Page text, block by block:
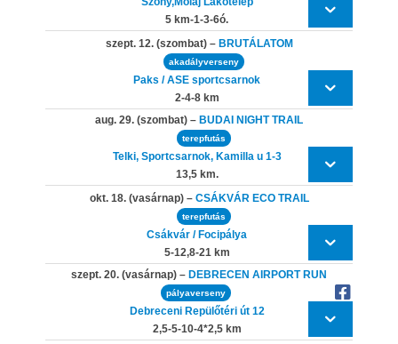
5 km-1-3-6ó.
szept. 12. (szombat) – BRUTÁLATOM
akadályverseny
Paks / ASE sportcsarnok
2-4-8 km
aug. 29. (szombat) – BUDAI NIGHT TRAIL
terepfutás
Telki, Sportcsarnok, Kamilla u 1-3
13,5 km.
okt. 18. (vasárnap) – CSÁKVÁR ECO TRAIL
terepfutás
Csákvár / Focipálya
5-12,8-21 km
szept. 20. (vasárnap) – DEBRECEN AIRPORT RUN
pályaverseny
Debreceni Repülőtéri út 12
2,5-5-10-4*2,5 km